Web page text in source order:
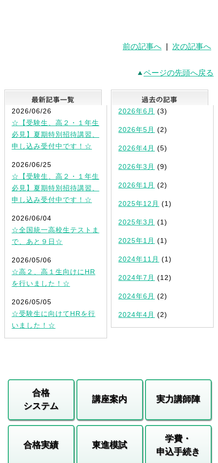
前の記事へ 次の記事へ
ページの先頭へ戻る
最新記事一覧
2026/06/26
☆【受験生、高２・１年生
必見】夏期特別招待講習、
申し込み受付中です！☆
2026/06/25
☆【受験生、高２・１年生
必見】夏期特別招待講習、
申し込み受付中です！☆
2026/06/04
☆全国統一高校生テストま
で、あと９日☆
2026/05/06
☆高２、高１生向けにHR
を行いました！☆
2026/05/05
☆受験生に向けてHRを行
いました！☆
2026年6月 (3)
2026年5月 (2)
2026年4月 (5)
2026年3月 (9)
2026年1月 (2)
2025年12月 (1)
2025年3月 (1)
2025年1月 (1)
2024年11月 (1)
2024年7月 (12)
2024年6月 (2)
2024年4月 (2)
合格
システム
講座案内 実力講師陣
合格実績 東進模試
学費・
申込手続き